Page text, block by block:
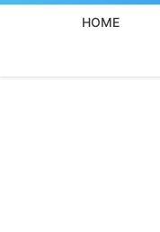
HOME